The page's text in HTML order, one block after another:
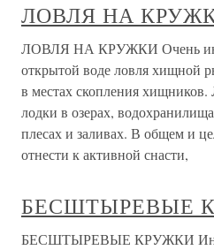
ЛОВЛЯ НА
ЛОВЛЯ НА КРУЖКИ Очень
открытой воде ловля хищной
в местах скопления хищников.
лодки в озерах,
плесах и заливах. В общем и
отнести к активной снасти,
БЕСШТЫРЕВЫЕ
БЕСШТЫРЕВЫЕ КРУЖКИ